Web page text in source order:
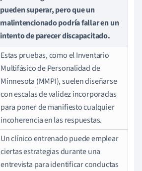
pueden superar, pero que un
malintencionado podría fallar en un
intento de parecer discapacitado.
Estas pruebas, como el Inventario
Multifásico de Personalidad de
Minnesota (MMPI), suelen diseñarse
con escalas de validez incorporadas
para poner de manifiesto cualquier
incoherencia en las respuestas.
Un clínico entrenado puede emplear
ciertas estrategias durante una
entrevista para identificar conductas